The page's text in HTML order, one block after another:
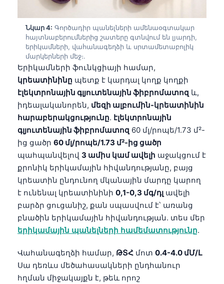
Նկար 4: Գործադիր պանելների ամենաօգտակար
հայտնաբերումներից շատերը գտնվում են լյարդի,
երիկամների, վահանագեղձի և սրտամետաբոլիկ
մարկերների մեջ։.
Երիկամների ֆունկցիայի համար,
կրեատինինը պետք է կարդալ կողք կողքի
էլեկտրոնային գլյուտենային ֆիբրոմատոզ և,
իդեալականորեն, մեզի ալբումին-կրեատինին
հարաբերակցությունը. էլեկտրոնային
գլյուտենային ֆիբրոմատոզ 60 մլ/րոպե/1.73 մ²-
ից ցածր 60 մլ/րոպե/1.73 մ²-ից ցածր
պահպանվելով 3 ամիս կամ ավելի աջակցում է
քրոնիկ երիկամային հիվանդությանը, բայց
կրեատին ընդունող մկանային մարդը կարող
է ունենալ կրեատինինի 0,1-0,3 մգ/դլ ավելի
բարձր ցուցանիշ, քան սպասվում է՝ առանց
բնածին երիկամային հիվանդության. տես մեր
երիկամային պանելների համեմատությունը.
Վահանագեղձի համար, ԹՏՀ մոտ 0.4-4.0 մՄ/Լ
Սա դեռևս մեծահասակների ընդհանուր
հղման միջակայքն է, թեև որոշ
العربية المغربية
Afrikaans
ພາສາລາວ
Basa Jawa
Cebuano
ئۇيغۇرچە
Кыргызча
Татар теле
Беларуская мова
Esperanto
Frysk
Ślōnskŏ gŏdka
Norsk bokmål